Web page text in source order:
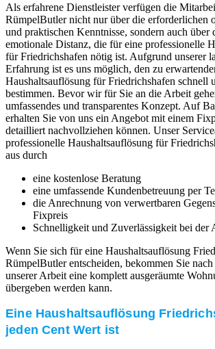
Als erfahrene Dienstleister verfügen die
RümpelButler nicht nur über die erforderlichen
und praktischen Kenntnisse, sondern auch über
emotionale Distanz, die für eine professionelle
für Friedrichshafen nötig ist. Aufgrund unserer
Erfahrung ist es uns möglich, den zu
Haushaltsauflösung für Friedrichshafen schnell
bestimmen. Bevor wir für Sie an die Arbeit
umfassendes und transparentes Konzept. Auf
erhalten Sie von uns ein Angebot mit einem
detailliert nachvollziehen können. Unser
professionelle Haushaltsauflösung für
aus durch
eine kostenlose Beratung
eine umfassende Kundenbetreuung per
die Anrechnung von verwertbaren
Fixpreis
Schnelligkeit und Zuverlässigkeit bei der
Wenn Sie sich für eine Haushaltsauflösung
RümpelButler entscheiden, bekommen Sie
unserer Arbeit eine komplett ausgeräumte
übergeben werden kann.
Eine Haushaltsauflösung
jeden Cent Wert ist